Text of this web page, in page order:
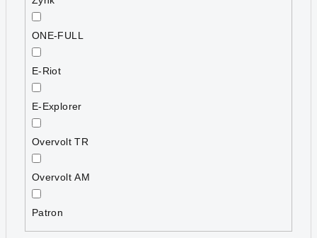
ONE-FULL
E-Riot
E-Explorer
Overvolt TR
Overvolt AM
Patron